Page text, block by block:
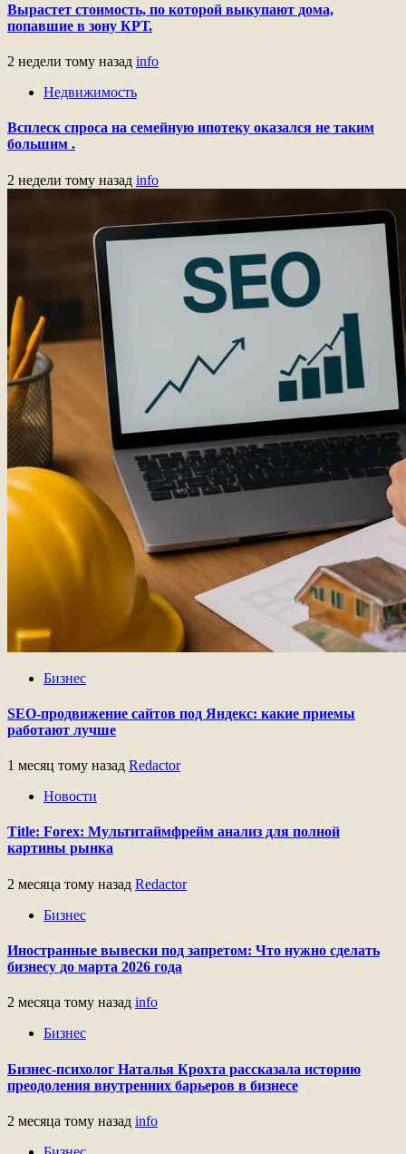
Вырастет стоимость, по которой выкупают дома,
попавшие в зону КРТ.
2 недели тому назад info
Недвижимость
Всплеск спроса на семейную ипотеку оказался не таким
большим .
2 недели тому назад info
Бизнес
SEO-продвижение сайтов под Яндекс: какие приемы
работают лучше
1 месяц тому назад Redactor
Новости
Title: Forex: Мультитаймфрейм анализ для полной
картины рынка
2 месяца тому назад Redactor
Бизнес
Иностранные вывески под запретом: Что нужно сделать
бизнесу до марта 2026 года
2 месяца тому назад info
Бизнес
Бизнес-психолог Наталья Крохта рассказала историю
преодоления внутренних барьеров в бизнесе
2 месяца тому назад info